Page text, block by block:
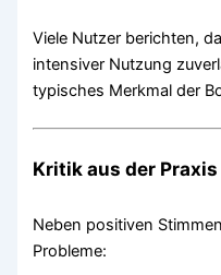
Viele Nutzer berichten,
intensiver Nutzung
typisches Merkmal der
Kritik aus der Praxis
Neben positiven
Probleme: